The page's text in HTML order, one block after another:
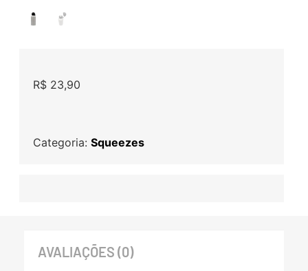
R$23,90
Categoria: Squeezes
AVALIAÇÕES (0)